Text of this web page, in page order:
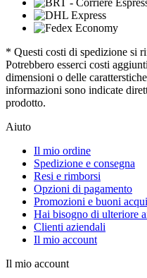
* Questi costi di spedizione si
Potrebbero esserci costi
dimensioni o delle
informazioni sono indicate
prodotto.
Aiuto
Il mio ordine
Spedizione e consegna
Resi e rimborsi
Opzioni di pagamento
Promozioni e buoni
Hai bisogno di ulteriore
Clienti aziendali
Il mio account
Il mio account